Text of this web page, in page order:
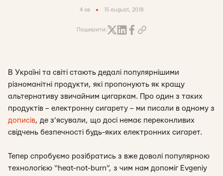
4 хв 15 august, 2018
Поширити:
В Україні та світі стають дедалі популярнішими
різноманітні продукти, які пропонують як кращу
альтернативу звичайним цигаркам. Про один з таких
продуктів – електронну сигарету – ми писали в одному з
дописів, де з’ясували, що досі немає переконливих
свідчень безпечності будь-яких електронних сигарет.
Тепер спробуємо розібратись з вже доволі популярною
технологією “heat-not-burn”, з чим нам допоміг Evgeniy